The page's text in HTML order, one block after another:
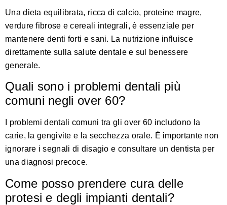
Una dieta equilibrata, ricca di calcio, proteine magre,
verdure fibrose e cereali integrali, è essenziale per
mantenere denti forti e sani. La nutrizione influisce
direttamente sulla salute dentale e sul benessere
generale.
Quali sono i problemi dentali più
comuni negli over 60?
I problemi dentali comuni tra gli over 60 includono la
carie, la gengivite e la secchezza orale. È importante non
ignorare i segnali di disagio e consultare un dentista per
una diagnosi precoce.
Come posso prendere cura delle
protesi e degli impianti dentali?